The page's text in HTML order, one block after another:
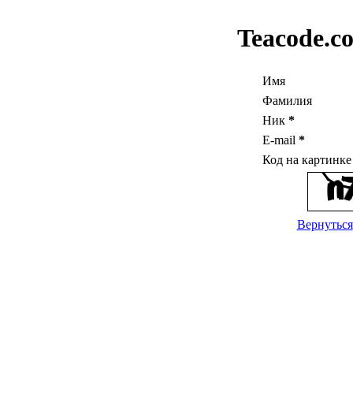
Имя
Фамилия
Ник *
E-mail *
Код на
Вернуться